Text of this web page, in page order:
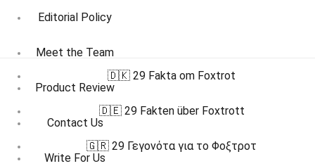
Editorial Policy
Meet the Team
Product Review
Contact Us
Write For Us
🇩🇰 29 Fakta om Foxtrot
🇩🇪 29 Fakten über Foxtrott
🇬🇷 29 Γεγονότα για το Φοξτροτ